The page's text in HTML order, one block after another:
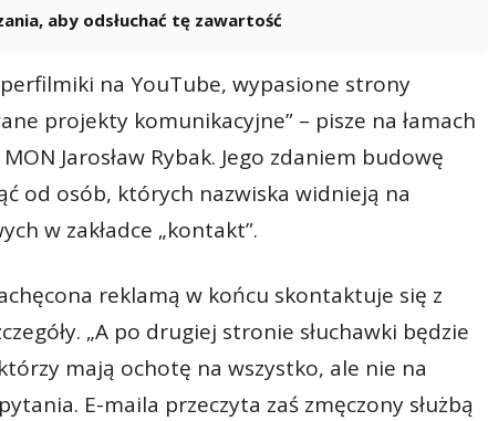
aby odsłuchać tę zawartość
na YouTube, wypasione strony
projekty komunikacyjne” – pisze na łamach
Jarosław Rybak. Jego zdaniem budowę
od osób, których nazwiska widnieją na
w zakładce „kontakt”.
reklamą w końcu skontaktuje się z
„A po drugiej stro­nie słuchawki będzie
mają ochotę na wszyst­ko, ale nie na
E-maila przeczyta zaś zmęczo­ny służbą